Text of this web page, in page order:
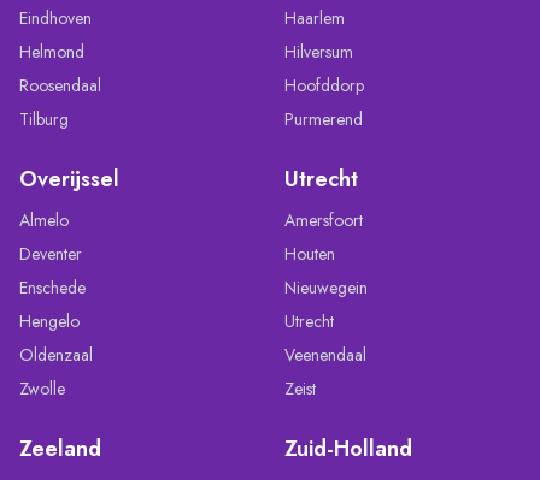
Eindhoven
Helmond
Roosendaal
Tilburg
Haarlem
Hilversum
Hoofddorp
Purmerend
Overijssel
Almelo
Deventer
Enschede
Hengelo
Oldenzaal
Zwolle
Utrecht
Amersfoort
Houten
Nieuwegein
Utrecht
Veenendaal
Zeist
Zeeland Zuid-Holland